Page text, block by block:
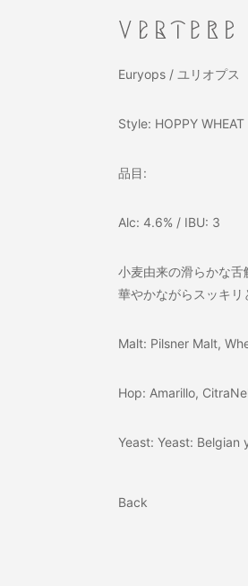
Euryops / ユリオプス
Style: HOPPY WHEAT
品目:
Alc: 4.6% / IBU: 3
小麦由来の滑らかな舌
華やかながらスッキリ
Malt: Pilsner Malt,
Hop: Amarillo,
Yeast: Yeast: Belgian
Back